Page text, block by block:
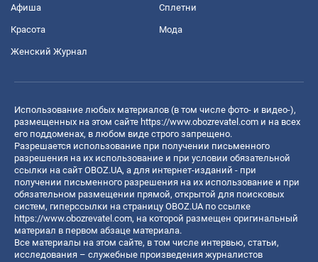
Афиша Сплетни
Красота Мода
Женский Журнал
Использование любых материалов (в том числе фото- и видео-),
размещенных на этом сайте https://www.obozrevatel.com и на всех
его поддоменах, в любом виде строго запрещено.
Разрешается использование при получении письменного
разрешения на их использование и при условии обязательной
ссылки на сайт OBOZ.UA, а для интернет-изданий - при
получении письменного разрешения на их использование и при
обязательном размещении прямой, открытой для поисковых
систем, гиперссылки на страницу OBOZ.UA по ссылке
https://www.obozrevatel.com, на которой размещен оригинальный
материал в первом абзаце материала.
Все материалы на этом сайте, в том числе интервью, статьи,
исследования – служебные произведения журналистов